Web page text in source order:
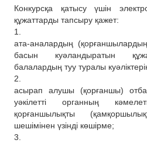
Конкурсқа қатысу үшін
құжаттарды тапсыру қажет:
1.
ата-аналардың
басын куәландыратын
балалардың туу туралы
2.
асырап алушы (қорғаншы)
уәкілетті органның
қорғаншылықты
шешімінен үзінді көшірме;
3.